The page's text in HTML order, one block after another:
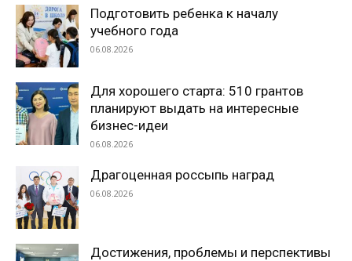
Подготовить ребенка к началу
учебного года
06.08.2026
Для хорошего старта: 510 грантов
планируют выдать на интересные
бизнес-идеи
06.08.2026
Драгоценная россыпь наград
06.08.2026
Достижения, проблемы и перспективы